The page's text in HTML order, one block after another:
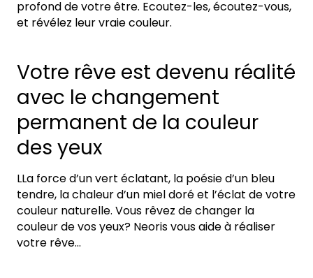
profond de votre être. Ecoutez-les, écoutez-vous,
et révélez leur vraie couleur.
Votre rêve est devenu réalité
avec le changement
permanent de la couleur
des yeux
LLa force d’un vert éclatant, la poésie d’un bleu
tendre, la chaleur d’un miel doré et l’éclat de votre
couleur naturelle. Vous rêvez de changer la
couleur de vos yeux? Neoris vous aide à réaliser
votre rêve…